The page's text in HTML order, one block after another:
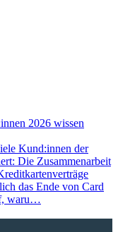
2026 wissen
Kund:innen der
Die Zusammenarbeit
das Ende von Card
waru…